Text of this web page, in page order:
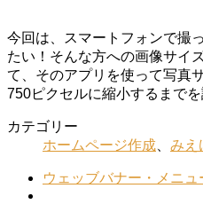
今回は、スマートフォンで撮
たい！そんな方への画像サイ
て、そのアプリを使って写真
750ピクセルに縮小するまで
カテゴリー
ホームページ作成
みえ
ウェッブバナー・メニュ